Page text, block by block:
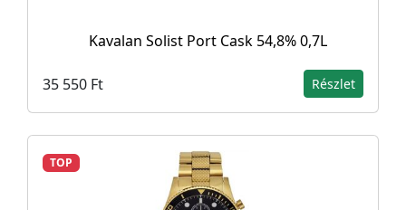
Kavalan Solist Port Cask 54,8% 0,7L
35 550 Ft Részlet
TOP